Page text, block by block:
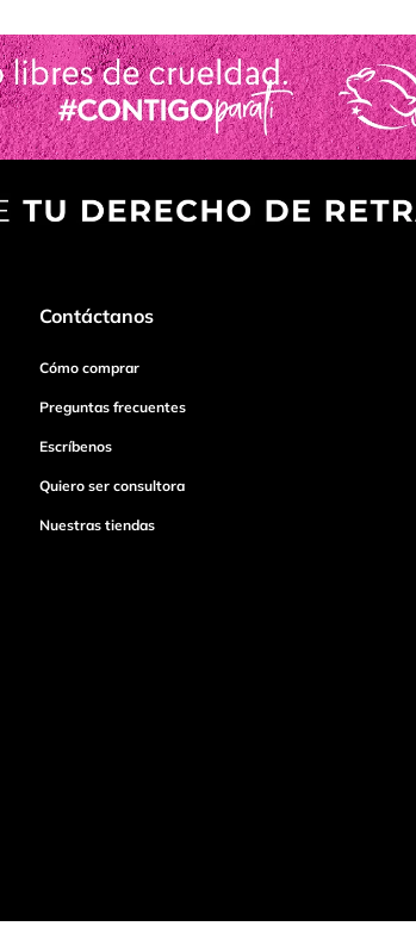
Contáctanos
Cómo comprar
Preguntas frecuentes
Escríbenos
Quiero ser consultora
Nuestras tiendas